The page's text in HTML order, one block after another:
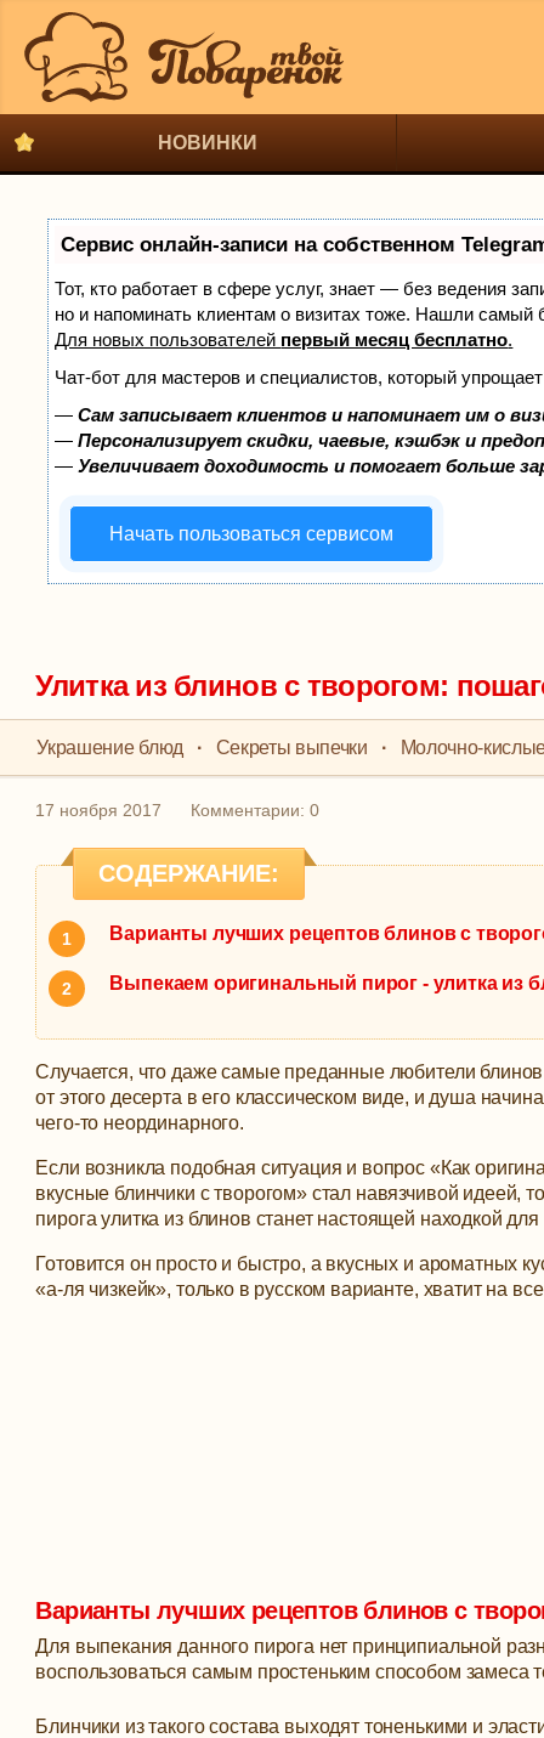
НОВИНКИ
Сервис онлайн-записи на собственном
Тот, кто работает в сфере услуг, знает — без ведения
но и напоминать клиентам о визитах тоже. Нашли
Для новых пользователей первый месяц бесплатно.
Чат-бот для мастеров и специалистов, который
—Сам записывает клиентов и напоминает им о
—Персонализирует скидки, чаевые, кэшбэк и
—Увеличивает доходимость и помогает больше
Начать пользоваться сервисом
Улитка из блинов с творогом:
Украшение блюд · Секреты выпечки · Молочно-
17 ноября 2017 Комментарии: 0
СОДЕРЖАНИЕ:
Варианты лучших рецептов блинов с
Выпекаем оригинальный пирог - улитка из
Случается, что даже самые преданные любители
от этого десерта в его классическом виде, и душа
чего-то неординарного.
Если возникла подобная ситуация и вопрос «Как
вкусные блинчики с творогом» стал навязчивой идеей,
пирога улитка из блинов станет настоящей находкой
Готовится он просто и быстро, а вкусных и ароматных
«а-ля чизкейк», только в русском варианте, хватит на
Варианты лучших рецептов блинов с
Для выпекания данного пирога нет принципиальной
воспользоваться самым простеньким способом замеса
Блинчики из такого состава выходят тоненькими и